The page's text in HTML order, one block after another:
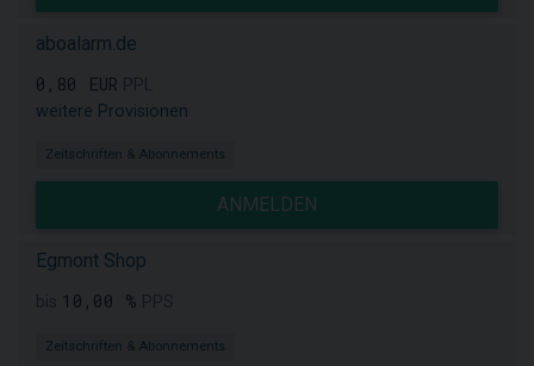
aboalarm.de
0,80 EUR
weitere Provisionen
Zeitschriften & Abonnements
ANMELDEN
Egmont Shop
10,00 %
Zeitschriften & Abonnements